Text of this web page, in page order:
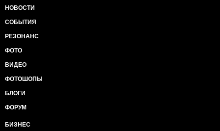
НОВОСТИ
СОБЫТИЯ
РЕЗОНАНС
ФОТО
ВИДЕО
ФОТОШОПЫ
БЛОГИ
ФОРУМ
БИЗНЕС